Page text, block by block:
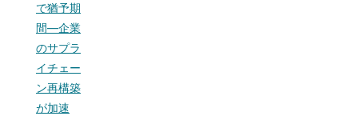
で猶予期
間—企業
のサプラ
イチェー
ン再構築
が加速